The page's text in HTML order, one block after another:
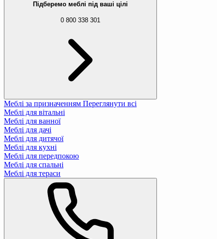
Підберемо меблі під ваші цілі
0 800 338 301
Меблі за призначенням Переглянути всі
Меблі для вітальні
Меблі для ванної
Меблі для дачі
Меблі для дитячої
Меблі для кухні
Меблі для передпокою
Меблі для спальні
Меблі для тераси